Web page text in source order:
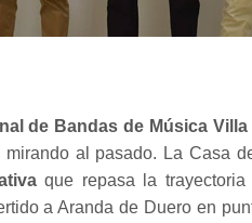
de Bandas de Música Villa
al pasado. La Casa
que repasa la trayectoria
a Aranda de Duero en